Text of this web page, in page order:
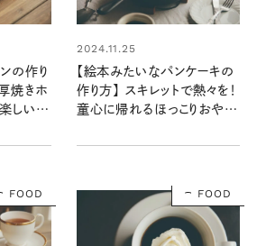
の作り
焼きホ
しいお
2024.11.25
【絵本みたいなパンケーキの
作り方】 スキレットで熱々を！
童心に帰れるほっこりおや
クさん
FOOD FOOD